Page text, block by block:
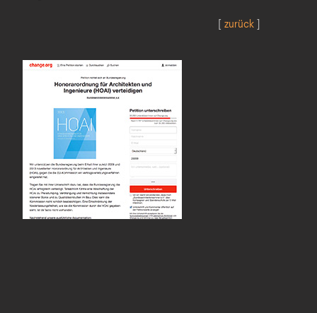
[ zurück ]